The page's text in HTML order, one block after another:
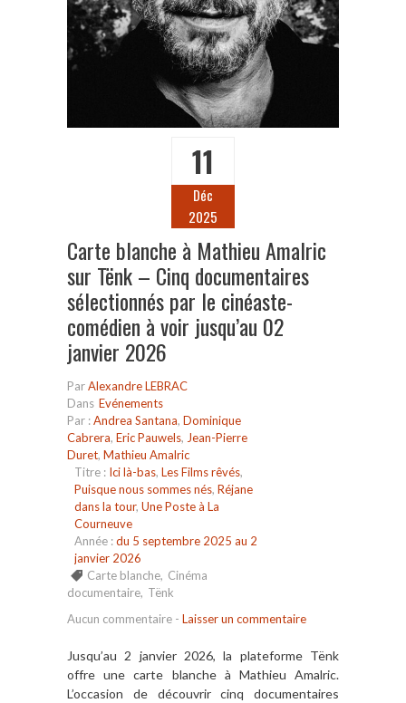
11
Déc
2025
Carte blanche à Mathieu Amalric
sur Tënk – Cinq documentaires
sélectionnés par le cinéaste-
comédien à voir jusqu’au 02
janvier 2026
ParAlexandre LEBRAC
Dans Evénements
Par :Andrea Santana, Dominique
Cabrera, Eric Pauwels, Jean-Pierre
Duret, Mathieu Amalric
Titre : Ici là-bas, Les Films rêvés,
Puisque nous sommes nés, Réjane
dans la tour, Une Poste à La
Courneuve
Année :du 5 septembre 2025 au 2
janvier 2026
Carte blanche, Cinéma
documentaire, Tënk
Aucun commentaire - Laisser un commentaire
Jusqu’au 2 janvier 2026, la plateforme Tënk
offre une carte blanche à Mathieu Amalric.
L’occasion de découvrir cinq documentaires